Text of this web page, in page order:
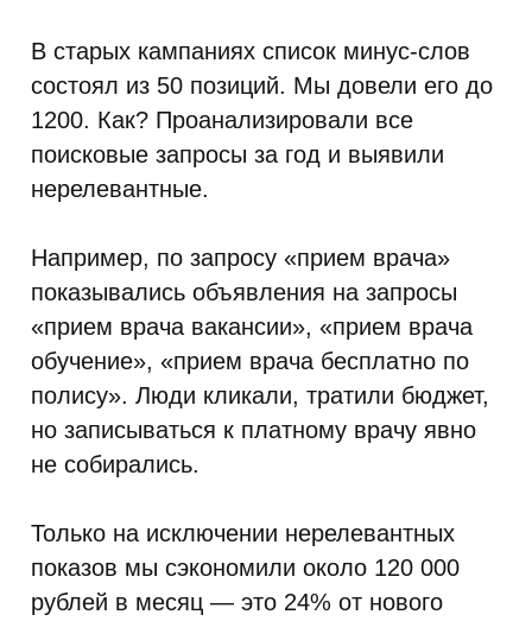
В старых кампаниях список минус-слов
состоял из 50 позиций. Мы довели его до
1200. Как? Проанализировали все
поисковые запросы за год и выявили
нерелевантные.
Например, по запросу «прием врача»
показывались объявления на запросы
«прием врача вакансии», «прием врача
обучение», «прием врача бесплатно по
полису». Люди кликали, тратили бюджет,
но записываться к платному врачу явно
не собирались.
Только на исключении нерелевантных
показов мы сэкономили около 120 000
рублей в месяц — это 24% от нового